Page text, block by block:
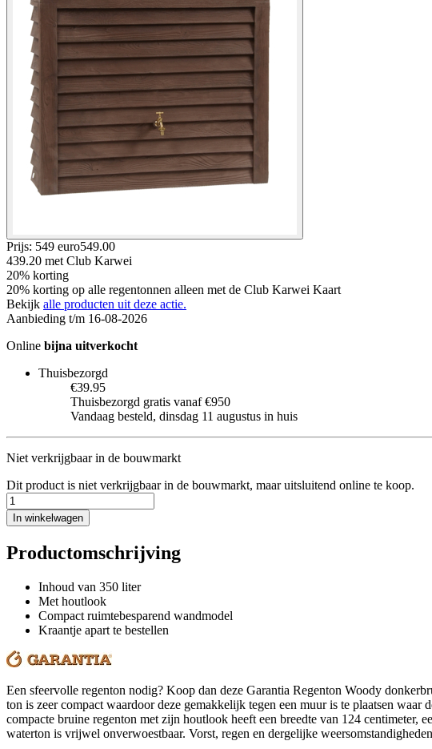
Prijs: 549 euro549.00
439.20 met Club Karwei
20% korting
20% korting op alle regentonnen alleen met de Club Karwei Kaart
Bekijk alle producten uit deze actie.
Aanbieding t/m 16-08-2026
Online bijna uitverkocht
Thuisbezorgd
€39.95
Thuisbezorgd gratis vanaf €950
Vandaag besteld, dinsdag 11 augustus in huis
Niet verkrijgbaar in de bouwmarkt
Dit product is niet verkrijgbaar in de bouwmarkt, maar uitsluitend online te koop.
In winkelwagen
Productomschrijving
Inhoud van 350 liter
Met houtlook
Compact ruimtebesparend wandmodel
Kraantje apart te bestellen
Een sfeervolle regenton nodig? Koop dan deze Garantia Regenton Woody
ton is zeer compact waardoor deze gemakkelijk tegen een muur is te plaatsen
compacte bruine regenton met zijn houtlook heeft een breedte van 124 centimeter,
waterton is vrijwel onverwoestbaar. Vorst, regen en dergelijke